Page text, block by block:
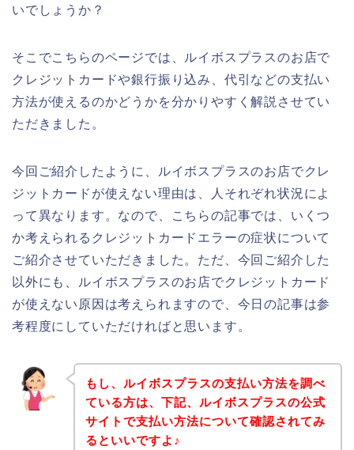
いでしょうか？
そこでこちらのページでは、ルイボスプラスのお店で
クレジットカードや銀行振り込み、代引などの支払い
方法が使えるのかどうかを分かりやすく解説させてい
ただきました。
今回ご紹介したように、ルイボスプラスのお店でクレ
ジットカードが使えない理由は、人それぞれ状況によ
って異なります。なので、こちらの記事では、いくつ
か考えられるクレジットカードエラーの症状について
ご紹介させていただきました。ただ、今回ご紹介した
以外にも、ルイボスプラスのお店でクレジットカード
が使えない原因は考えられますので、今日の記事は参
考程度にしていただければと思います。
もし、ルイボスプラスの支払い方法を調べ
ている方は、下記、ルイボスプラスの公式
サイトで支払い方法について確認されてみ
るといいですよ♪